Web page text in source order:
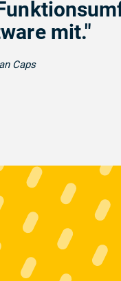
mit."
Caps